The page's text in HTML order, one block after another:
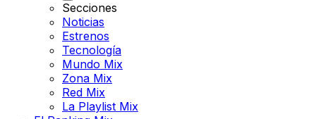
Secciones
Noticias
Estrenos
Tecnología
Mundo Mix
Zona Mix
Red Mix
La Playlist Mix